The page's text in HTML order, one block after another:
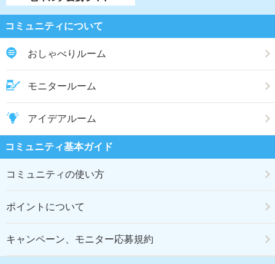
コミュニティについて
おしゃべりルーム
モニタールーム
アイデアルーム
コミュニティ基本ガイド
コミュニティの使い方
ポイントについて
キャンペーン、モニター応募規約